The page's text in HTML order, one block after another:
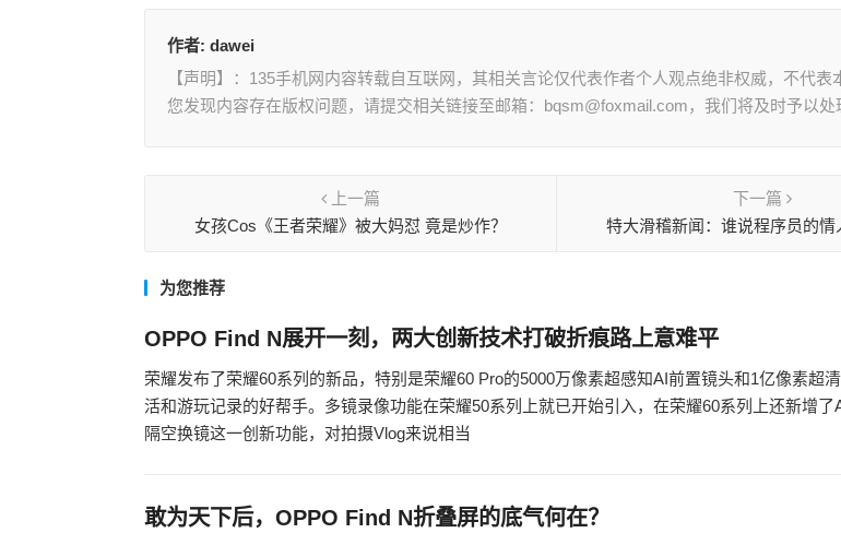
作者: dawei
【声明】：135手机网内容转载自互联网，其相关言论仅代表作者个人观点绝非权威，不代表
您发现内容存在版权问题，请提交相关链接至邮箱：bqsm@foxmail.com，我们将及时予以处
上一篇
女孩Cos《王者荣耀》被大妈怼 竟是炒作？
下一篇
特大滑稽新闻：谁说程序员的情
为您推荐
OPPO Find N展开一刻，两大创新技术打破折痕路上意难平
荣耀发布了荣耀60系列的新品，特别是荣耀60 Pro的5000万像素超感知AI前置镜头和1亿像素超
活和游玩记录的好帮手。多镜录像功能在荣耀50系列上就已开始引入，在荣耀60系列上还新增了
隔空换镜这一创新功能，对拍摄Vlog来说相当
敢为天下后，OPPO Find N折叠屏的底气何在？